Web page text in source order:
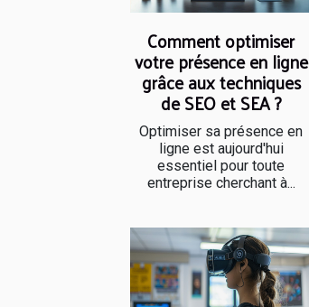
Comment optimiser
votre présence en ligne
grâce aux techniques
de SEO et SEA ?
Optimiser sa présence en
ligne est aujourd'hui
essentiel pour toute
entreprise cherchant à...